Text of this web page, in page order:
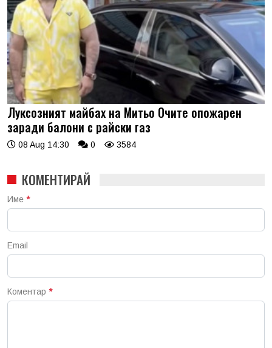
Луксозният майбах на Митьо Очите опожарен
заради балони с райски газ
08 Aug 14:30 0 3584
КОМЕНТИРАЙ
Име *
Email
Коментар *